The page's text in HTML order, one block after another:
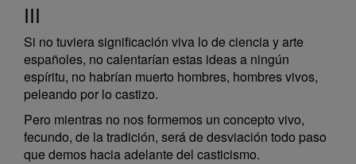
III
Si no tuviera significación viva lo de ciencia y arte
españoles, no calentarían estas ideas a ningún
espíritu, no habrían muerto hombres, hombres vivos,
peleando por lo castizo.
Pero mientras no nos formemos un concepto vivo,
fecundo, de la tradición, será de desviación todo paso
que demos hacia adelante del casticismo.